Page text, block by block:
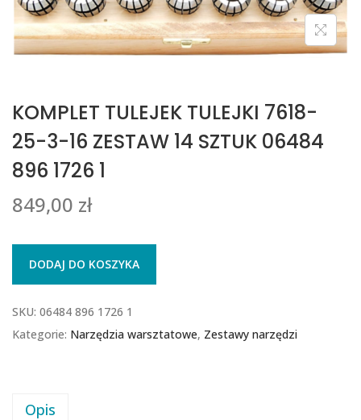
KOMPLET TULEJEK TULEJKI 7618-
25-3-16 ZESTAW 14 SZTUK 06484
896 1726 1
849,00 zł
DODAJ DO KOSZYKA
SKU: 06484 896 1726 1
Kategorie: Narzędzia warsztatowe, Zestawy narzędzi
Opis